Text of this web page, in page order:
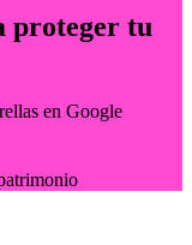
proteger tu
en Google